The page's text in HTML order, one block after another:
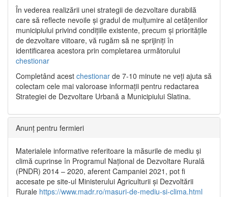
În vederea realizării unei strategii de dezvoltare durabilă
care să reflecte nevoile și gradul de mulțumire al cetățenilor
municipiului privind condițiile existente, precum și prioritățile
de dezvoltare viitoare, vă rugăm să ne sprijiniți în
identificarea acestora prin completarea următorului
chestionar
Completând acest chestionar de 7-10 minute ne veți ajuta să
colectam cele mai valoroase informații pentru redactarea
Strategiei de Dezvoltare Urbană a Municipiului Slatina.
Anunț pentru fermieri
Materialele informative referitoare la măsurile de mediu și
climă cuprinse în Programul Național de Dezvoltare Rurală
(PNDR) 2014 – 2020, aferent Campaniei 2021, pot fi
accesate pe site-ul Ministerului Agriculturii și Dezvoltării
Rurale https://www.madr.ro/masuri-de-mediu-si-clima.html